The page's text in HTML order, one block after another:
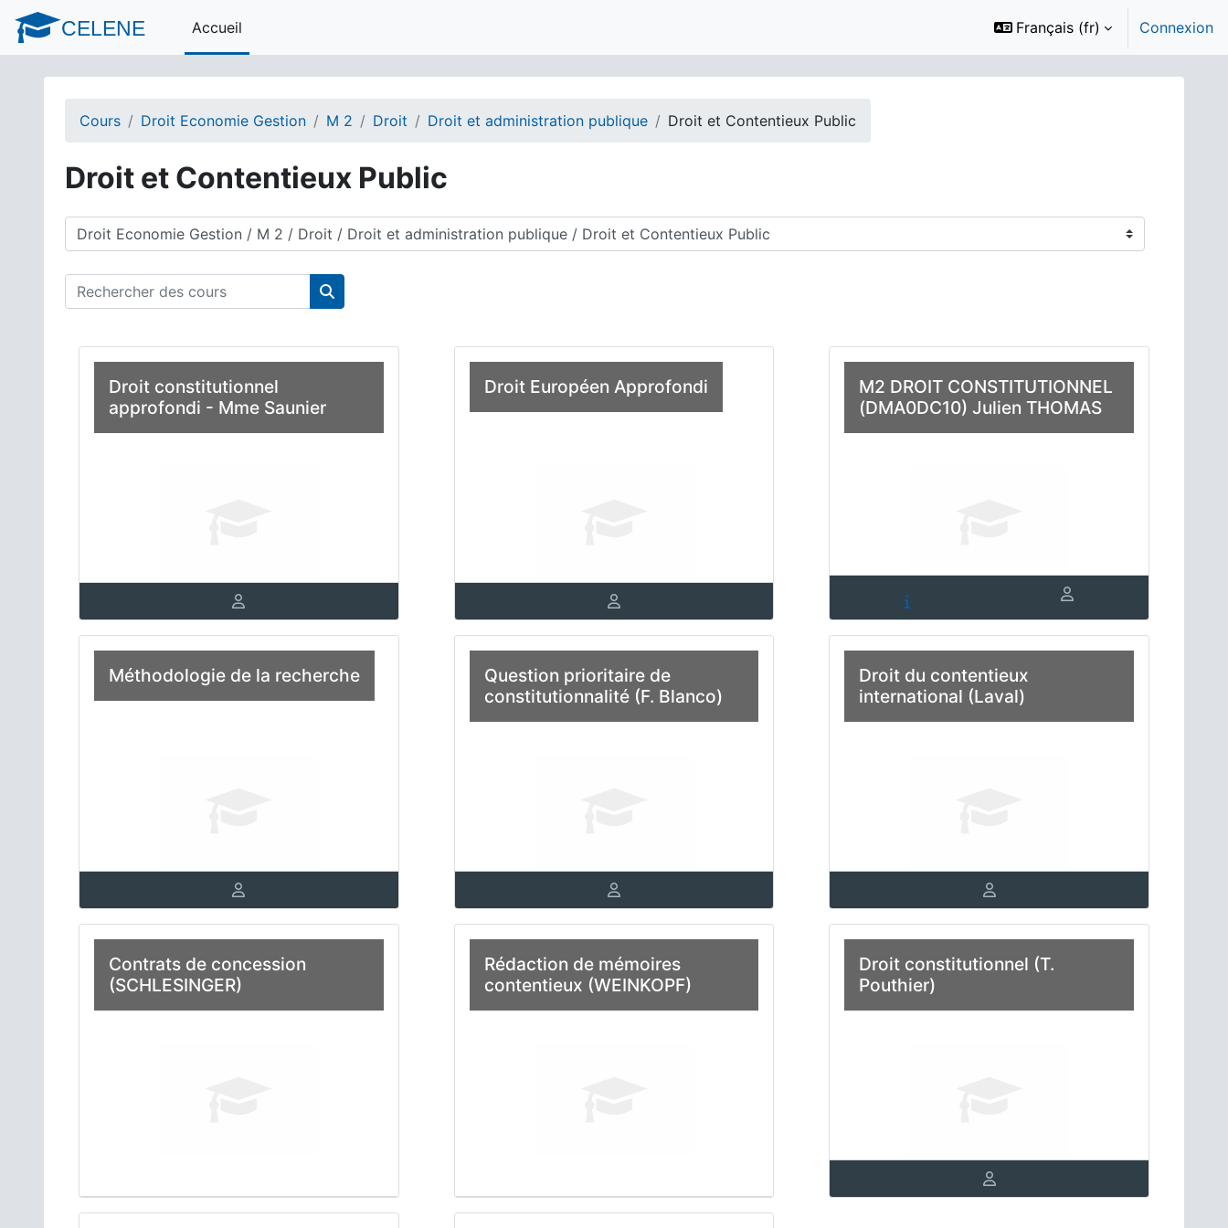
Passer au contenu principal
CELENE Accueil Français ‎(fr)‎ Connexion
Cours Droit Economie Gestion M 2 Droit Droit et administration publique Droit et Contentieux Public
Droit et Contentieux Public
Catégories de cours
Rechercher des cours
Rechercher des cours
Droit constitutionnel
approfondi - Mme Saunier
Droit Européen Approfondi
M2 DROIT CONSTITUTIONNEL
(DMA0DC10) Julien THOMAS
Méthodologie de la recherche
Question prioritaire de
constitutionnalité (F. Blanco)
Droit du contentieux
international (Laval)
Contrats de concession
(SCHLESINGER)
Rédaction de mémoires
contentieux (WEINKOPF)
Droit constitutionnel (T.
Pouthier)